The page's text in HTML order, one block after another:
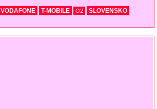
VODAFONE T-MOBILE O2
SLOVENSKO